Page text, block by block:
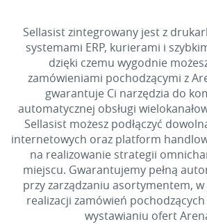
Sellasist zintegrowany jest z
systemami ERP, kurierami i
dzięki czemu wygodnie
zamówieniami pochodzącymi z
gwarantuje Ci narzędzia do
automatycznej obsługi
Sellasist możesz podłączyć
internetowych oraz platform
na realizowanie strategii
miejscu. Gwarantujemy pełną
przy zarządzaniu asortymentem,
realizacji zamówień
wystawianiu ofert